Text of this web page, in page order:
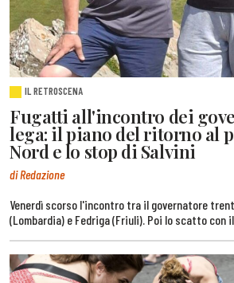
IL RETROSCENA
Fugatti all'incontro dei
lega: il piano del ritorno al
Nord e lo stop di Salvini
di Redazione
Venerdì scorso l'incontro tra il governatore
(Lombardia) e Fedriga (Friuli). Poi lo scatto